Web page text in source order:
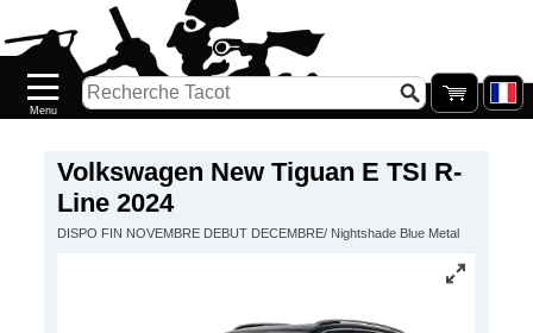
Volkswagen New Tiguan E TSI R-
Line 2024
DISPO FIN NOVEMBRE DEBUT DECEMBRE/ Nightshade Blue Metal
Nouveautés
Catalogue/Stock
PETITS